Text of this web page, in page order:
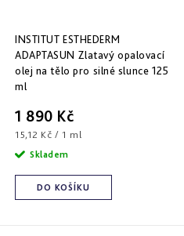
INSTITUT ESTHEDERM
ADAPTASUN Zlatavý opalovací
olej na tělo pro silné slunce 125
ml
1 890 Kč
Měrná
cena:
15,12 Kč / 1 ml
DO KOŠÍKU
Skladem